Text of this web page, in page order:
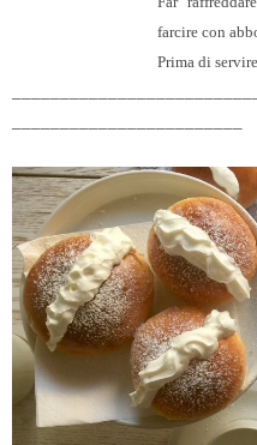
farcire con
Prima di